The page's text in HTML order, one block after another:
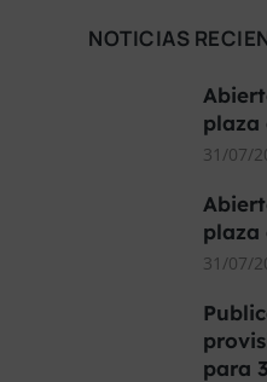
NOTICIAS
plaza
31/07/
plaza
31/07/
para